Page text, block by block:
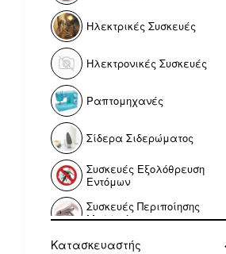
Ηλεκτρικές Συσκευές
Ηλεκτρονικές Συσκευές
Ραπτομηχανές
Σίδερα Σιδερώματος
Συσκευές Εξολόθρευση
Εντόμων
Συσκευές Περιποίησης
Μαλλιών
Κατασκευαστής